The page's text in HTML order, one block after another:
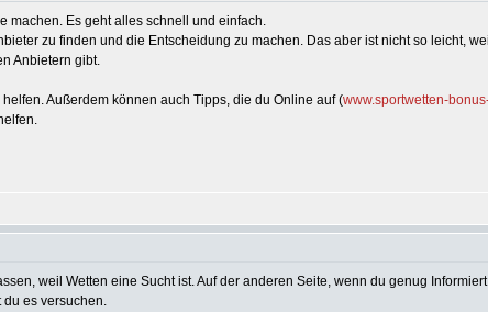
machen. Es geht alles schnell und einfach.
zu finden und die Entscheidung zu machen. Das aber ist nicht so leicht, weil
Anbietern gibt.
Außerdem können auch Tipps, die du Online auf (www.sportwetten-
weil Wetten eine Sucht ist. Auf der anderen Seite, wenn du genug Informiert
du es versuchen.